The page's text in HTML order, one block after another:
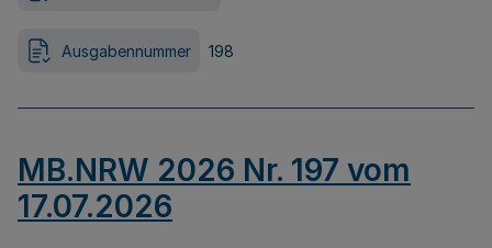
Ausgabennummer 198
MB.NRW 2026 Nr. 197 vom
17.07.2026